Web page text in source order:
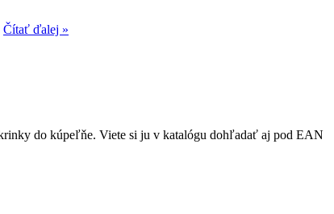
Čítať ďalej »
do kúpeľňe. Viete si ju v katalógu dohľadať aj pod EAN